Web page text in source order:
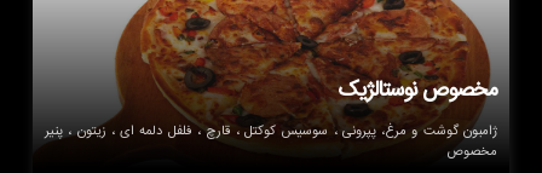
مخصوص نوستالژیک
ژامبون گوشت و مرغ، پپرونی ، سوسیس کوکتل ، قارچ ، فلفل دلمه ای ، زیتون ، پنیر
مخصوص